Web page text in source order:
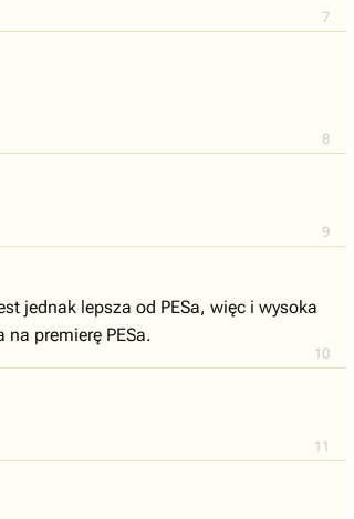
7
8
9
10
jednak lepsza od PESa, więc i wysoka
premierę PESa.
11